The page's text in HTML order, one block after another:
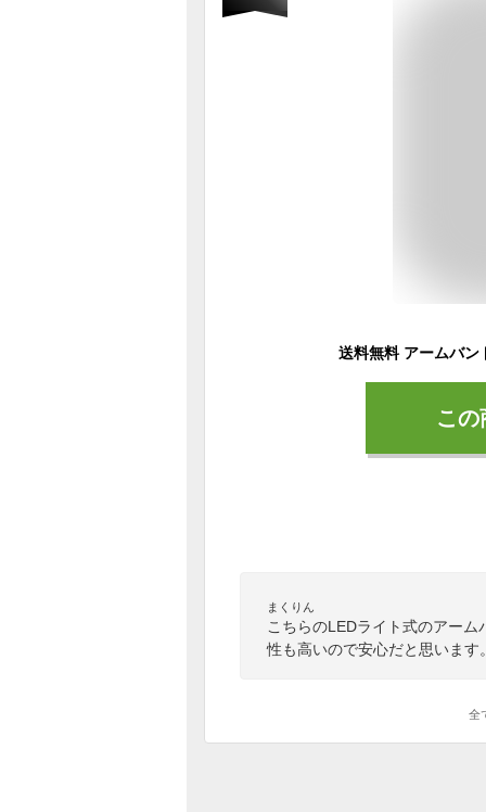
こ
まくりん
こちらのLEDライト式のアー
性も高いので安心だと思います
全